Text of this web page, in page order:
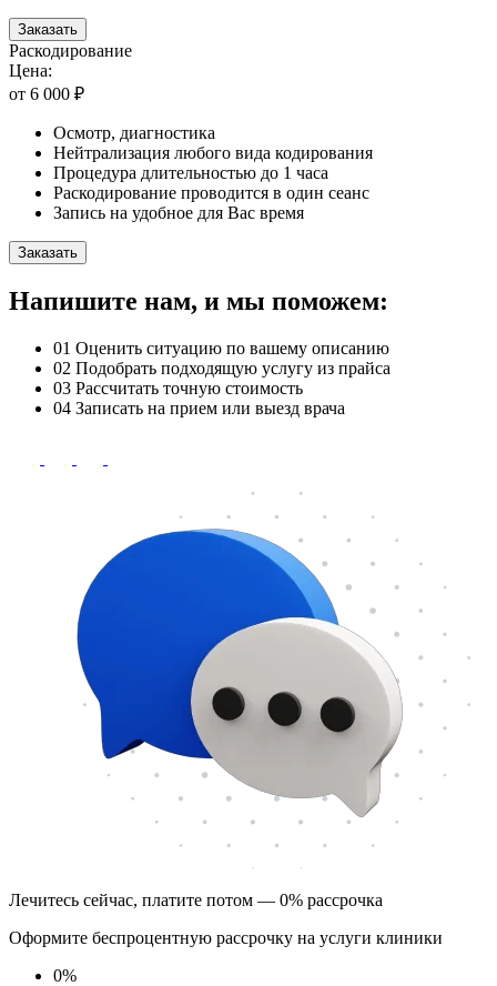
Заказать
Раскодирование
Цена:
от 6 000 ₽
Осмотр, диагностика
Нейтрализация любого вида кодирования
Процедура длительностью до 1 часа
Раскодирование проводится в один сеанс
Запись на удобное для Вас время
Заказать
Напишите нам, и мы поможем:
01 Оценить ситуацию по вашему описанию
02 Подобрать подходящую услугу из прайса
03 Рассчитать точную стоимость
04 Записать на прием или выезд врача
Лечитесь сейчас, платите потом — 0% рассрочка
Оформите беспроцентную рассрочку на услуги клиники
0%